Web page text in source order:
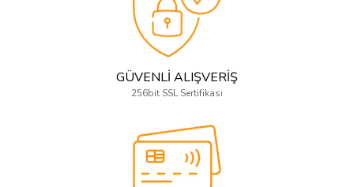
GÜVENLİ ALIŞVERİŞ
256bit SSL Sertifikası